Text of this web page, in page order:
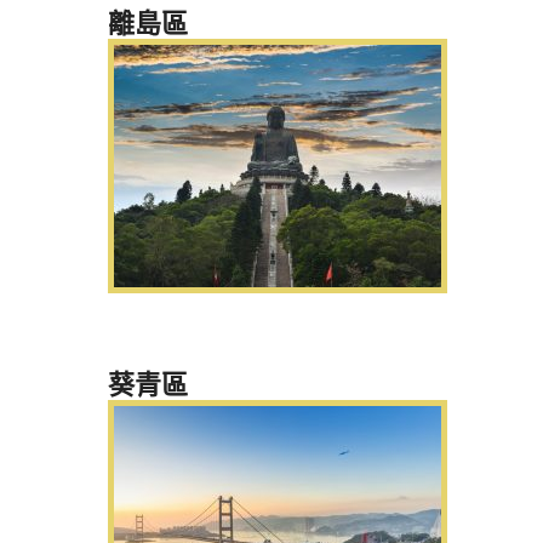
離島區
葵青區